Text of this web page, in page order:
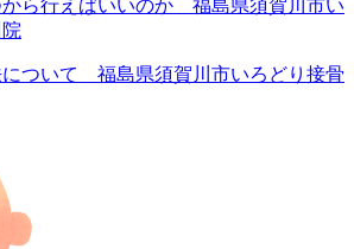
から行えばいいのか 福島県須賀川市い
について 福島県須賀川市いろどり接骨